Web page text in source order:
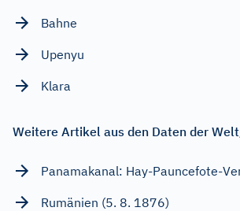
Bahne
Upenyu
Klara
Weitere Artikel aus den Daten der
Panamakanal: Hay-Pauncefote-
Rumänien (5. 8. 1876)